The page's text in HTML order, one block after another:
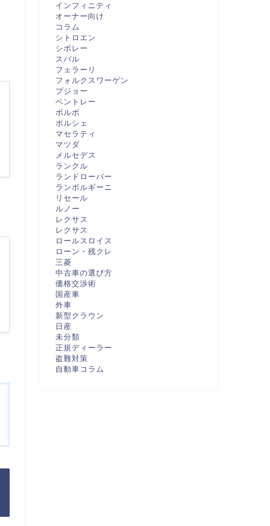
インフィニティ
オーナー向け
コラム
シトロエン
シボレー
スバル
フェラーリ
フォルクスワーゲン
プジョー
ベントレー
ボルボ
ポルシェ
マセラティ
マツダ
メルセデス
ランクル
ランドローバー
ランボルギーニ
リセール
ルノー
レクサス
レクサス
ロールスロイス
ローン・残クレ
三菱
中古車の選び方
価格交渉術
国産車
外車
新型クラウン
日産
未分類
正規ディーラー
盗難対策
自動車コラム